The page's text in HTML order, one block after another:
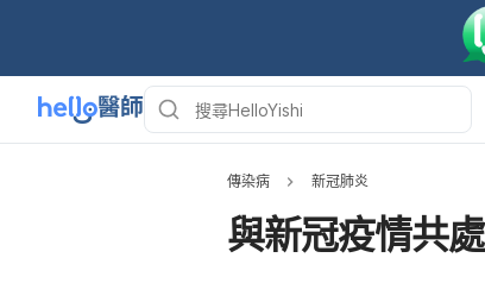
傳染病 新冠肺炎
與新冠疫情共